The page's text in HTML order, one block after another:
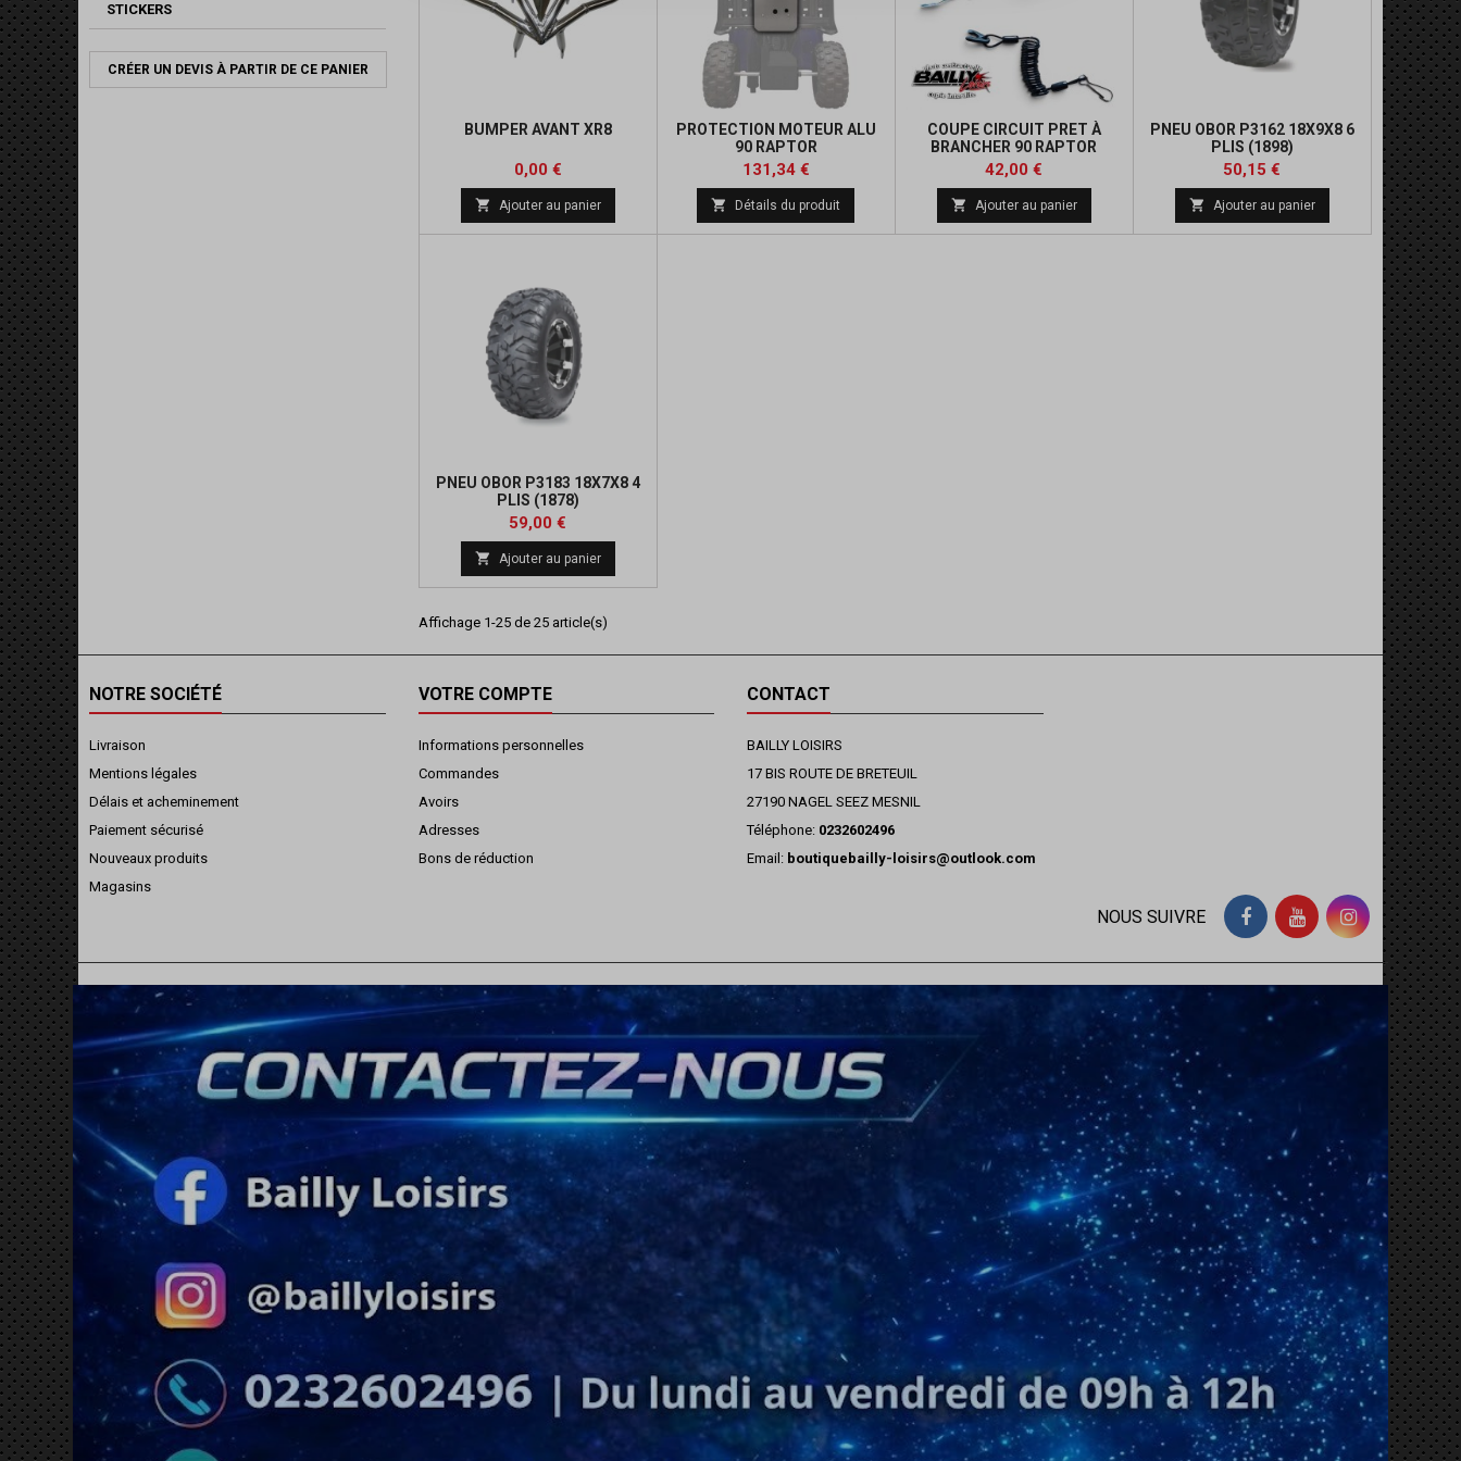
STICKERS
CRÉER UN DEVIS À PARTIR DE CE PANIER
BUMPER AVANT XR8
Prix
0,00 €
 Ajouter au panier
PROTECTION MOTEUR ALU
90 RAPTOR
Prix
131,34 €
 Détails du produit
COUPE CIRCUIT PRET À
BRANCHER 90 RAPTOR
Prix
42,00 €
 Ajouter au panier
PNEU OBOR P3162 18X9X8 6
PLIS (1898)
Prix
50,15 €
base
 Ajouter au panier
PNEU OBOR P3183 18X7X8 4
PLIS (1878)
Prix
59,00 €
 Ajouter au panier
Affichage 1-25 de 25 article(s)
NOTRE SOCIÉTÉ
Livraison
Mentions légales
Délais et acheminement
Paiement sécurisé
Nouveaux produits
Magasins
VOTRE COMPTE
Informations personnelles
Commandes
Avoirs
Adresses
Bons de réduction
CONTACT
BAILLY LOISIRS
17 BIS ROUTE DE BRETEUIL
27190 NAGEL SEEZ MESNIL
Téléphone: 0232602496
Email: boutiquebailly-loisirs@outlook.com
NOUS SUIVRE